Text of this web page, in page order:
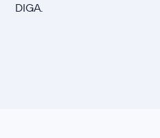
DIGA.